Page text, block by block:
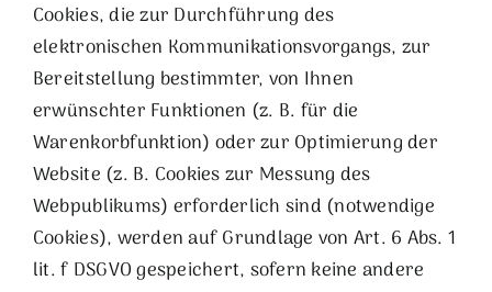
Cookies, die zur Durchführung des
elektronischen Kommunikationsvorgangs, zur
Bereitstellung bestimmter, von Ihnen
erwünschter Funktionen (z. B. für die
Warenkorbfunktion) oder zur Optimierung der
Website (z. B. Cookies zur Messung des
Webpublikums) erforderlich sind (notwendige
Cookies), werden auf Grundlage von Art. 6 Abs. 1
lit. f DSGVO gespeichert, sofern keine andere